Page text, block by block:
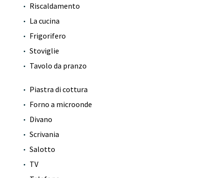
Riscaldamento
La cucina
Frigorifero
Stoviglie
Tavolo da pranzo
Piastra di cottura
Forno a microonde
Divano
Scrivania
Salotto
TV